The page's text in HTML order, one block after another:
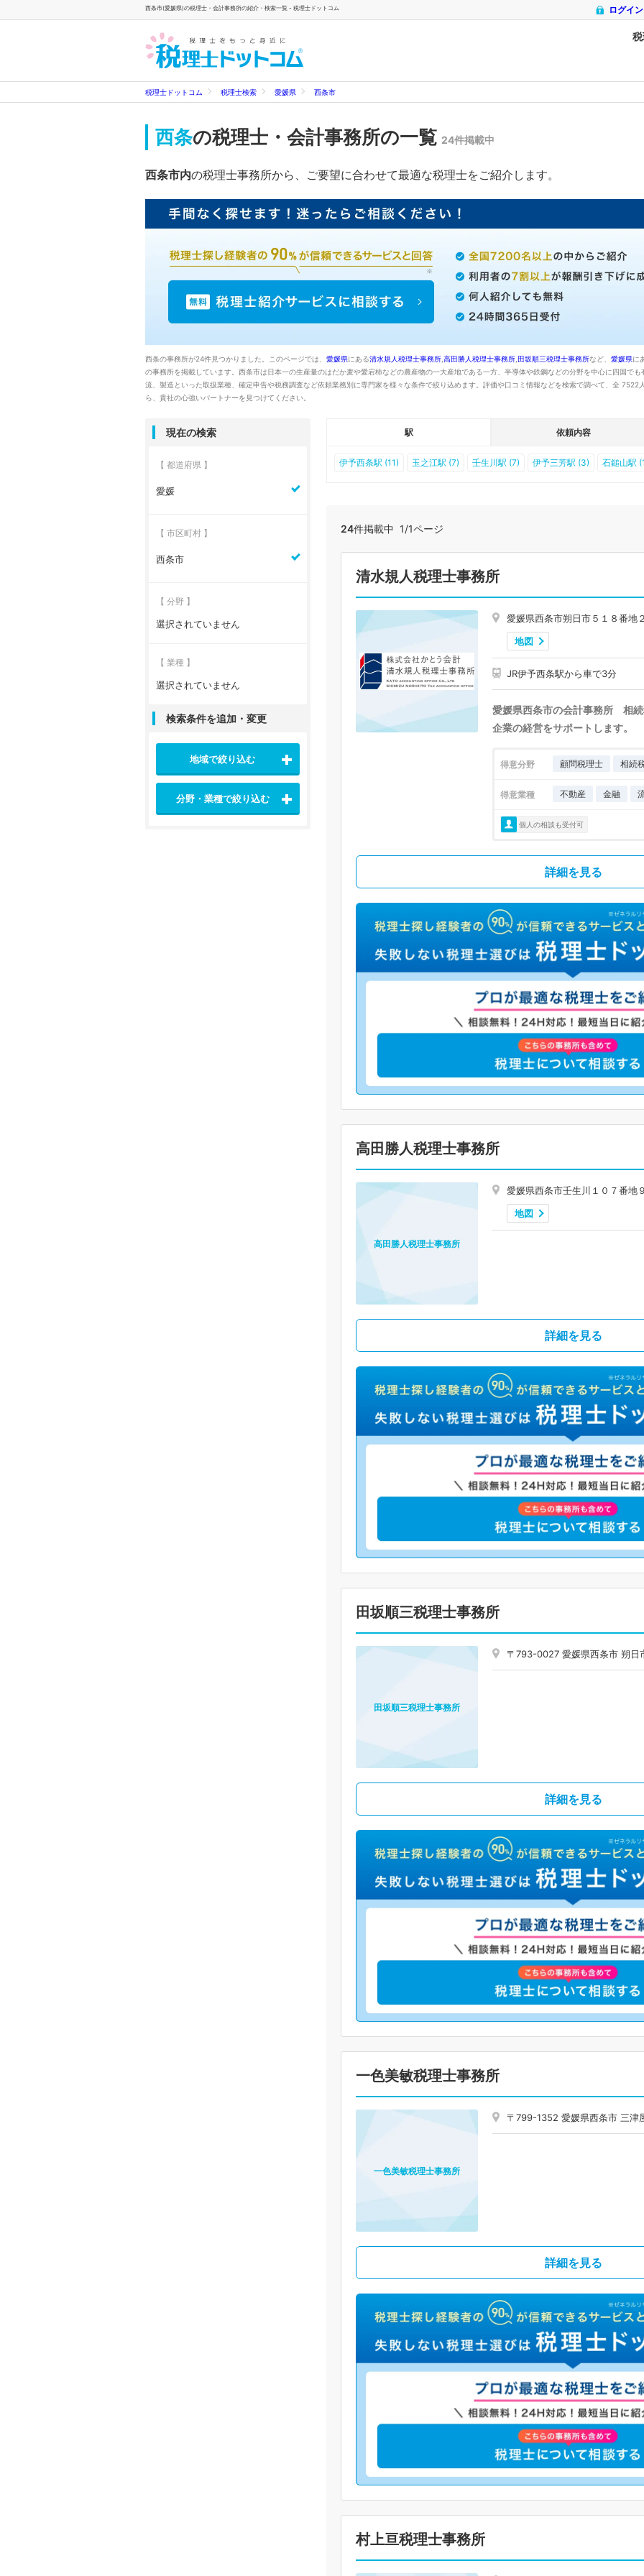
西条市(愛媛県)の税理士・会計事務所の紹介・検索一覧 - 税理士ドットコム ログイン
税理士ドットコム 税理士検索 愛媛県 西条市
西条の税理士・会計事務所の一覧 24件掲載中
西条市内の税理士事務所から、ご要望に合わせて最適な税理士をご紹介します。
西条の事務所が24件見つかりました。このページでは、 愛媛県にある清水規人税理士事務所 高田勝人税理士事務所 田坂順三税理士事務所など、 愛媛県に
の事務所を掲載しています。西条市は日本一の生産量のはだか麦や愛宕柿などの農産物の一大産地である一方、半導体や鉄鋼などの分野を中心に四国で
流、製造といった取扱業種、確定申告や税務調査など依頼業務別に専門家を様々な条件で絞り込めます。評価や口コミ情報などを検索で調べて、全 7522
ら、貴社の心強いパートナーを見つけてください。
駅 依頼内容
伊予西条駅 (11) 玉之江駅 (7) 壬生川駅 (7) 伊予三芳駅 (3) 石鎚山駅
24件掲載中 1/1ページ
清水規人税理士事務所
愛媛県西条市朔日市５１８番地
地図
JR伊予西条駅から車で3分
愛媛県西条市の会計事務所 相
企業の経営をサポートします。
得意分野 顧問税理士 相続
得意業種 不動産 金融
個人の相談も受付可
詳細を見る
高田勝人税理士事務所
愛媛県西条市壬生川１０７番地
地図
高田勝人税理士事務所
詳細を見る
田坂順三税理士事務所
〒793-0027 愛媛県西条市 朔日
田坂順三税理士事務所
詳細を見る
一色美敏税理士事務所
〒799-1352 愛媛県西条市 三津
一色美敏税理士事務所
詳細を見る
村上亘税理士事務所
現在の検索
【 都道府県 】
愛媛
【 市区町村 】
西条市
【 分野 】
選択されていません
【 業種 】
選択されていません
検索条件を追加・変更
地域で絞り込む
分野・業種で絞り込む